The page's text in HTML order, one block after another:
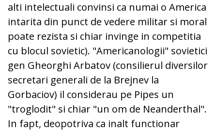
alti intelectuali convinsi ca numai o America
intarita din punct de vedere militar si moral
poate rezista si chiar invinge in competitia
cu blocul sovietic). "Americanologii" sovietici
gen Gheorghi Arbatov (consilierul diversilor
secretari generali de la Brejnev la
Gorbaciov) il considerau pe Pipes un
"troglodit" si chiar "un om de Neanderthal".
In fapt, deopotriva ca inalt functionar